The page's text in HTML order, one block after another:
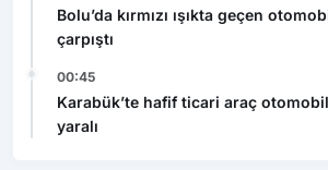
Bolu’da kırmızı ışıkta geçen
çarpıştı
00:45
Karabük’te hafif ticari araç
yaralı